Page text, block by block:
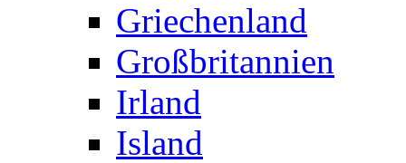
Griechenland
Großbritannien
Irland
Island